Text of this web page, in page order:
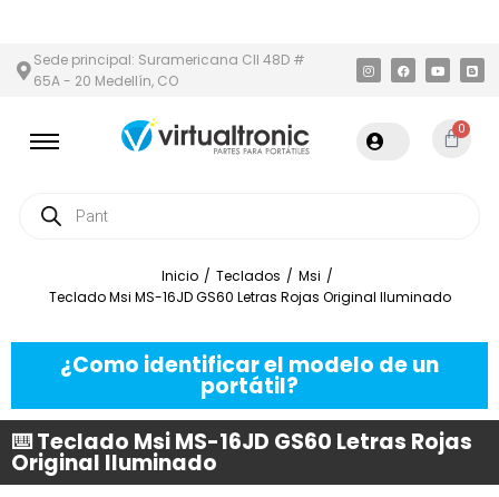
Sede principal: Suramericana Cll 48D #
65A - 20 Medellín, CO
0
Inicio / Teclados / Msi /
Teclado Msi MS-16JD GS60 Letras Rojas Original Iluminado
¿Como identificar el modelo de un
portátil?
⌨️ Teclado Msi MS-16JD GS60 Letras Rojas
Original Iluminado